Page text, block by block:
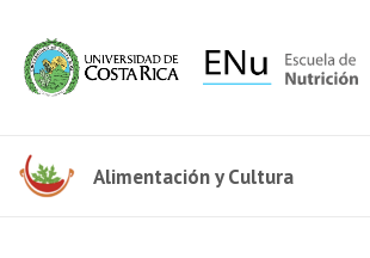
contenido
Alimentación y Cultura